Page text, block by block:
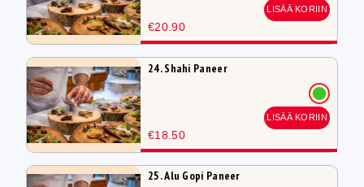
€20.90
LISÄÄ KORIIN
24. Shahi Paneer
€18.50
LISÄÄ KORIIN
25. Alu Gopi Paneer